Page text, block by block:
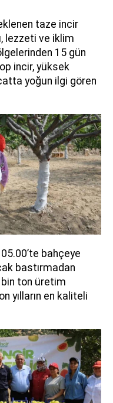
taze incir
lezzeti ve iklim
15 gün
incir, yüksek
yoğun ilgi gören
bahçeye
bastırmadan
bin ton üretim
yılların en kaliteli